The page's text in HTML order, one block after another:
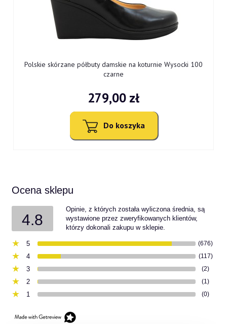
Polskie skórzane półbuty damskie na koturnie Wysocki 100
czarne
279,00 zł
Do koszyka
Ocena sklepu
4.8
Opinie, z których została wyliczona średnia, są
wystawione przez zweryfikowanych klientów,
którzy dokonali zakupu w sklepie.
5 (676)
4 (117)
3 (2)
2 (1)
1 (0)